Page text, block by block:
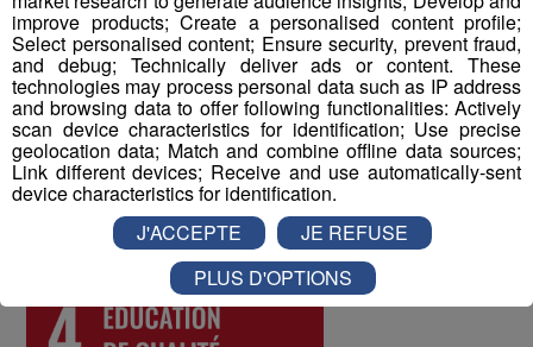
à tous les collaborateurs permet d'identifier les
difficultés qui pourraient être rencontrées par les
différents salariés, et d'y remédier. Au mois de juin 2022,
les collaborateurs ont donné une note globale de 8 sur
10 à la qualité de vie au travail au sein du Groupe Mont
Blanc Médias.
ODD numéro 4 : Education de qualité
improve products; Create a personalised content profile;
Select personalised content; Ensure security, prevent fraud,
and debug; Technically deliver ads or content. These
technologies may process personal data such as IP address
and browsing data to offer following functionalities: Actively
scan device characteristics for identification; Use precise
geolocation data; Match and combine offline data sources;
Link different devices; Receive and use automatically-sent
device characteristics for identification.
J'ACCEPTE
JE REFUSE
PLUS D'OPTIONS